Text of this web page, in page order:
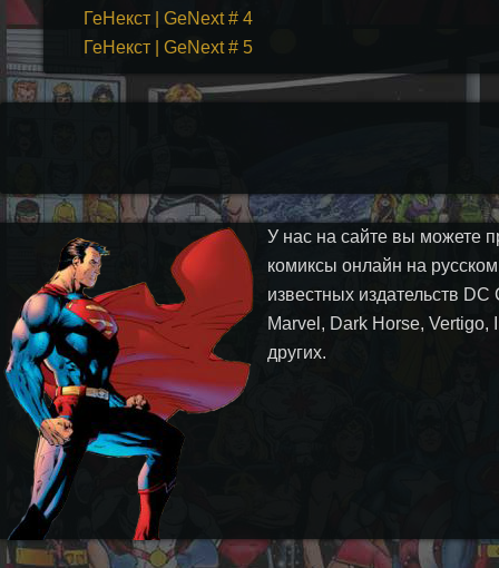
ГеНекст | GeNext # 4
ГеНекст | GeNext # 5
У нас на сайте вы можете
комиксы онлайн на
известных издательств DC
Marvel, Dark Horse, Vertigo,
других.